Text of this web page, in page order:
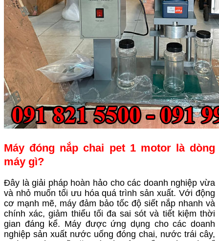
Máy đóng nắp chai pet 1 motor là dòng
máy gì?
Đây là giải pháp hoàn hảo cho các doanh nghiệp vừa
và nhỏ muốn tối ưu hóa quá trình sản xuất. Với động
cơ mạnh mẽ, máy đảm bảo tốc độ siết nắp nhanh và
chính xác, giảm thiểu tối đa sai sót và tiết kiệm thời
gian đáng kể. Máy được ứng dụng cho các doanh
nghiệp sản xuất nước uống đóng chai, nước trái cây,